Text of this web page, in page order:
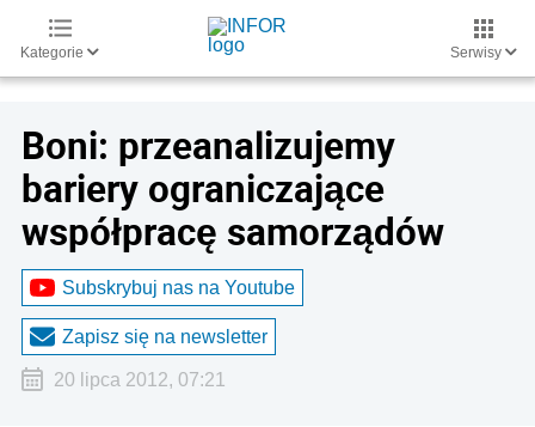
Kategorie Serwisy
Boni: przeanalizujemy
bariery ograniczające
współpracę samorządów
Subskrybuj nas na Youtube
Zapisz się na newsletter
20 lipca 2012, 07:21